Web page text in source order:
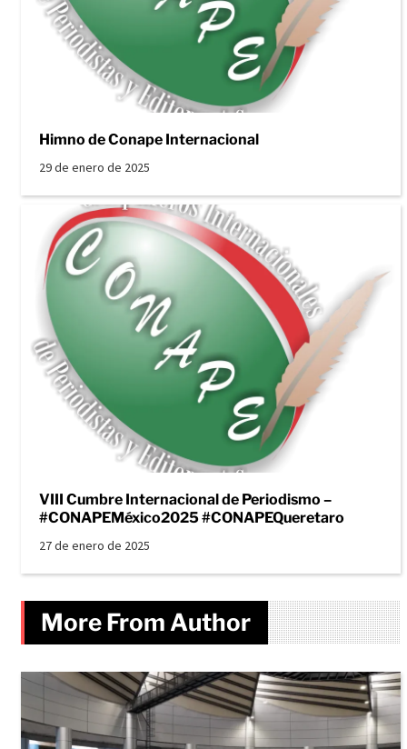
Himno de Conape Internacional
29 de enero de 2025
VIII Cumbre Internacional de Periodismo –
#CONAPEMéxico2025 #CONAPEQueretaro
27 de enero de 2025
More From Author